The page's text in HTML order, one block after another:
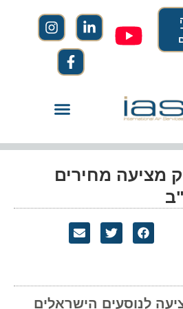
מציעה מחירים
לנוסעים הישראלים